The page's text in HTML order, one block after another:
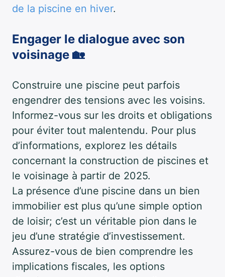
de la piscine en hiver.
Engager le dialogue avec son
voisinage 🏡
Construire une piscine peut parfois
engendrer des tensions avec les voisins.
Informez-vous sur les droits et obligations
pour éviter tout malentendu. Pour plus
d’informations, explorez les détails
concernant la construction de piscines et
le voisinage à partir de 2025.
La présence d’une piscine dans un bien
immobilier est plus qu’une simple option
de loisir; c’est un véritable pion dans le
jeu d’une stratégie d’investissement.
Assurez-vous de bien comprendre les
implications fiscales, les options